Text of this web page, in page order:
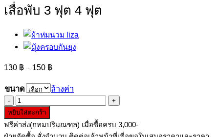
เสื่อพับ 3 ฟุต 4 ฟุต
130 ฿ – 150 ฿
130 ฿
through
150 ฿
ขนาด
ล้างค่า
จำนวน
เสื่อ
พับ
หยิบใส่ตะกร้า
ฟรีค่าส่ง(กทมปริมณฑล) เมื่อซื้อครบ 3,000-